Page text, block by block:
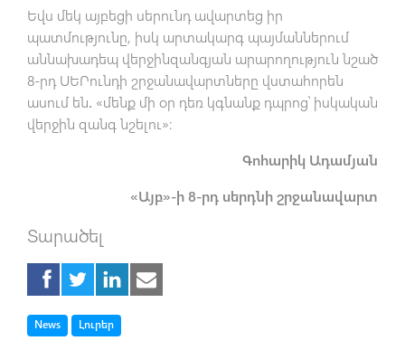
Եվս մեկ այբեցի սերունդ ավարտեց իր
պատմությունը, իսկ արտակարգ պայմաններում
աննախադեպ վերջինզանգյան արարողություն նշած
8-րդ ՍԵՐունդի շրջանավարտները վստահորեն
ասում են․ «մենք մի օր դեռ կգնանք դպրոց՝ իսկական
վերջին զանգ նշելու»։
Գոհարիկ Ադամյան
«Այբ»-ի 8-րդ սերդնի շրջանավարտ
Տարածել
TagNews TagԼուրեր